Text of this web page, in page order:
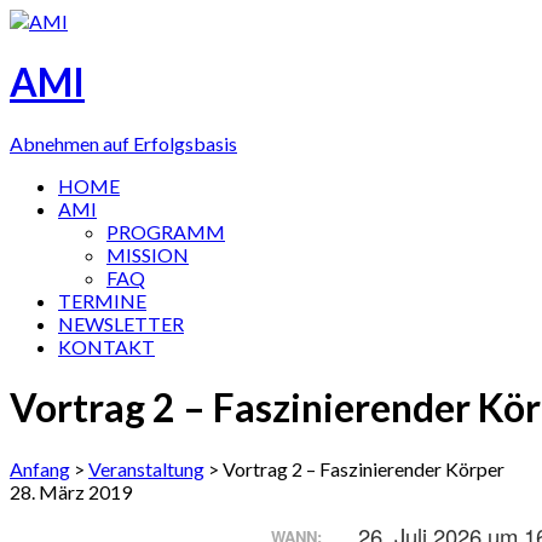
AMI
Abnehmen auf Erfolgsbasis
HOME
AMI
PROGRAMM
MISSION
FAQ
TERMINE
NEWSLETTER
KONTAKT
Vortrag 2 – Faszinierender
Anfang > Veranstaltung > Vortrag 2 – Faszinierender Körper
28. März 2019
WANN: 26. Juli 2026 um